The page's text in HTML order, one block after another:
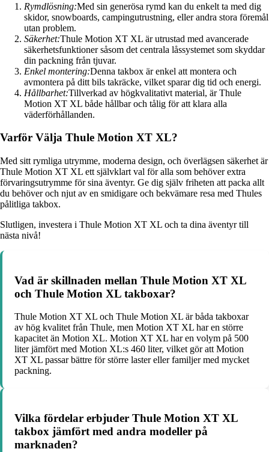
Rymdlösning:Med sin generösa rymd kan du enkelt ta med dig
skidor, snowboards, campingutrustning, eller andra stora föremål
utan problem.
Säkerhet:Thule Motion XT XL är utrustad med avancerade
säkerhetsfunktioner såsom det centrala låssystemet som skyddar
din packning från tjuvar.
Enkel montering:Denna takbox är enkel att montera och
avmontera på ditt bils takräcke, vilket sparar dig tid och energi.
Hållbarhet:Tillverkad av högkvalitativt material, är Thule
Motion XT XL både hållbar och tålig för att klara alla
väderförhållanden.
Varför Välja Thule Motion XT XL?
Med sitt rymliga utrymme, moderna design, och överlägsen säkerhet är
Thule Motion XT XL ett självklart val för alla som behöver extra
förvaringsutrymme för sina äventyr. Ge dig själv friheten att packa allt
du behöver och njut av en smidigare och bekvämare resa med Thules
pålitliga takbox.
Slutligen, investera i Thule Motion XT XL och ta dina äventyr till
nästa nivå!
Vad är skillnaden mellan Thule Motion XT XL
och Thule Motion XL takboxar?
Thule Motion XT XL och Thule Motion XL är båda takboxar
av hög kvalitet från Thule, men Motion XT XL har en större
kapacitet än Motion XL. Motion XT XL har en volym på 500
liter jämfört med Motion XL:s 460 liter, vilket gör att Motion
XT XL passar bättre för större laster eller familjer med mycket
packning.
Vilka fördelar erbjuder Thule Motion XT XL
takbox jämfört med andra modeller på
marknaden?